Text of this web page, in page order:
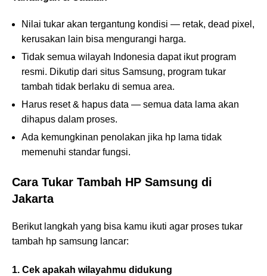
Nilai tukar akan tergantung kondisi — retak, dead pixel,
kerusakan lain bisa mengurangi harga.
Tidak semua wilayah Indonesia dapat ikut program
resmi. Dikutip dari situs Samsung, program tukar
tambah tidak berlaku di semua area.
Harus reset & hapus data — semua data lama akan
dihapus dalam proses.
Ada kemungkinan penolakan jika hp lama tidak
memenuhi standar fungsi.
Cara Tukar Tambah HP Samsung di
Jakarta
Berikut langkah yang bisa kamu ikuti agar proses tukar
tambah hp samsung lancar:
1. Cek apakah wilayahmu didukung